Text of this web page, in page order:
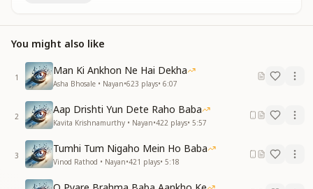
जब से बसाया है दिल में तुम्हें हम
जब से बसाया है दिल में तुम्हें हम
तब से मन नाचे मेरा खुशियों में हरदम
तब से मन नाचे मेरा खुशियों में हरदम
खुशियों के झूले में ......
खुशियों के झूले में तो झूलता रहूं
झूलता रहूं
दिल कहे बाबा तुम्हें देखता रहूं
दिल कहे बाबा तुम्हें देखता रहूं
You might also like
1
Man Ki Ankhon Ne Hai Dekha
Asha Bhosale • Nayan•623 plays• 6:07
2
Aap Drishti Yun Dete Raho Baba
Kavita Krishnamurthy • Nayan•422 plays• 5:57
3
Tumhi Tum Nigaho Mein Ho Baba
Vinod Rathod • Nayan•421 plays• 5:18